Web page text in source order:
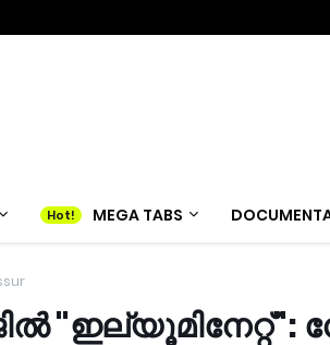
MEGA TABS